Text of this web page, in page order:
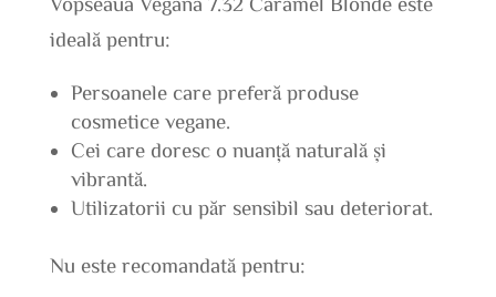
ideală pentru:
Persoanele care preferă produse
cosmetice vegane.
Cei care doresc o nuanță naturală și
vibrantă.
Utilizatorii cu păr sensibil sau deteriorat.
Nu este recomandată pentru: